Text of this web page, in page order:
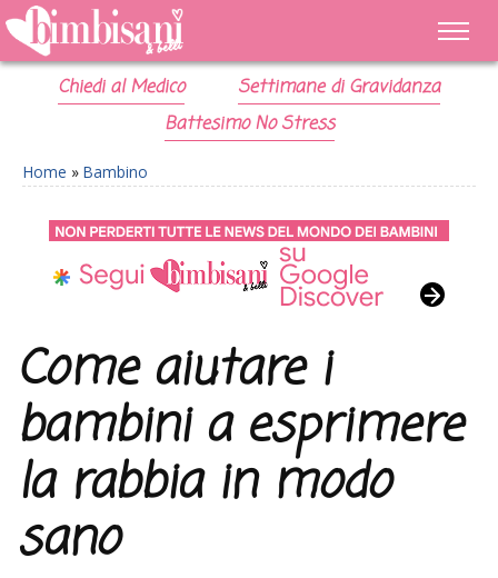
Chiedi al Medico
Settimane di Gravidanza
Battesimo No Stress
Home » Bambino
Come aiutare i
bambini a esprimere
la rabbia in modo
sano